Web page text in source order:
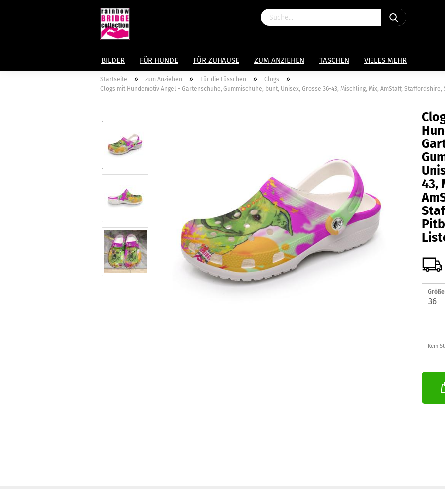
BILDER FÜR HUNDE FÜR ZUHAUSE ZUM ANZIEHEN TASCHEN VIELES MEHR
Startseite » zum Anziehen » Für die Füsschen » Clogs »
Clogs mit Hundemotiv Angel - Gartenschuhe, Gummischuhe, bunt, Unisex, Grösse 36-43, Mischling, Mix, AmStaff, Staffordshire,
43,
Kein